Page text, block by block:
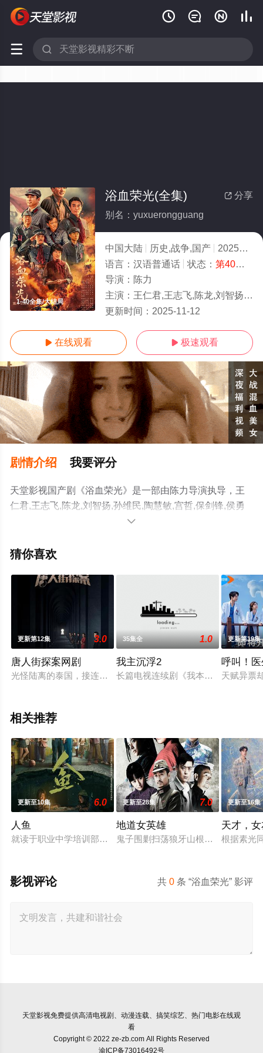
   
 
1-40全集/大结局
 分享
浴血荣光(全集)
别名：yuxuerongguang
中国大陆 历史,战争,国产 2025
1.0
语言： 汉语普通话 状态： 第40集完结
导演： 陈力
主演： 王仁君,王志飞,陈龙,刘智扬,孙维民,陶慧敏,宫哲,保剑锋,侯勇
更新时间： 2025-11-12
 在线观看  极速观看
剧情介绍 我要评分
天堂影视国产剧《浴血荣光》是一部由陈力导演执导，王
仁君,王志飞,陈龙,刘智扬,孙维民,陶慧敏,宫哲,保剑锋,侯勇
等演员精彩演绎的中国大陆电视剧，大结局剧情已揭晓（1-
来天堂电影网，更多相关信息可移步至豆瓣电视剧、电视

猜你喜欢
更新第12集 3.0
唐人街探案网剧
光怪陆离的泰国，接连发生多起奇异的案件，“唐人街第一神探
35集全 1.0
我主沉浮2
长篇电视连续剧《我本英雄》秉承了
更新第19集
呼叫！
天赋异票
相关推荐
更新至10集 6.0
人鱼
就读于职业中学培训部的花季女生苏琳（黄杨钿甜 饰），虽自
更新至28集 7.0
地道女英雄
鬼子围剿扫荡狼牙山根据地，日军大
更新至16集
天才，
根据素光
共0 条 “浴血荣光” 影评
影视评论
天堂影视免费提供高清电视剧、动漫连载、搞笑综艺、热门电影在线观
看
Copyright © 2022 ze-zb.com All Rights Reserved
渝ICP备73016492号